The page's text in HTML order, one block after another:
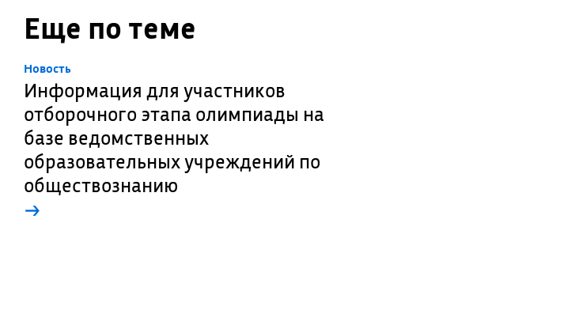
Еще по теме
Новость
Информация для участников
отборочного этапа олимпиады на
базе ведомственных
образовательных учреждений по
обществознанию
→